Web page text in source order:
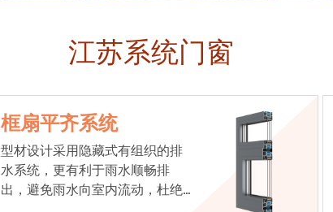
江苏系统门窗
框扇平齐系统
型材设计采用隐藏式有组织的排
水系统，更有利于雨水顺畅排
出，避免雨水向室内流动，杜绝